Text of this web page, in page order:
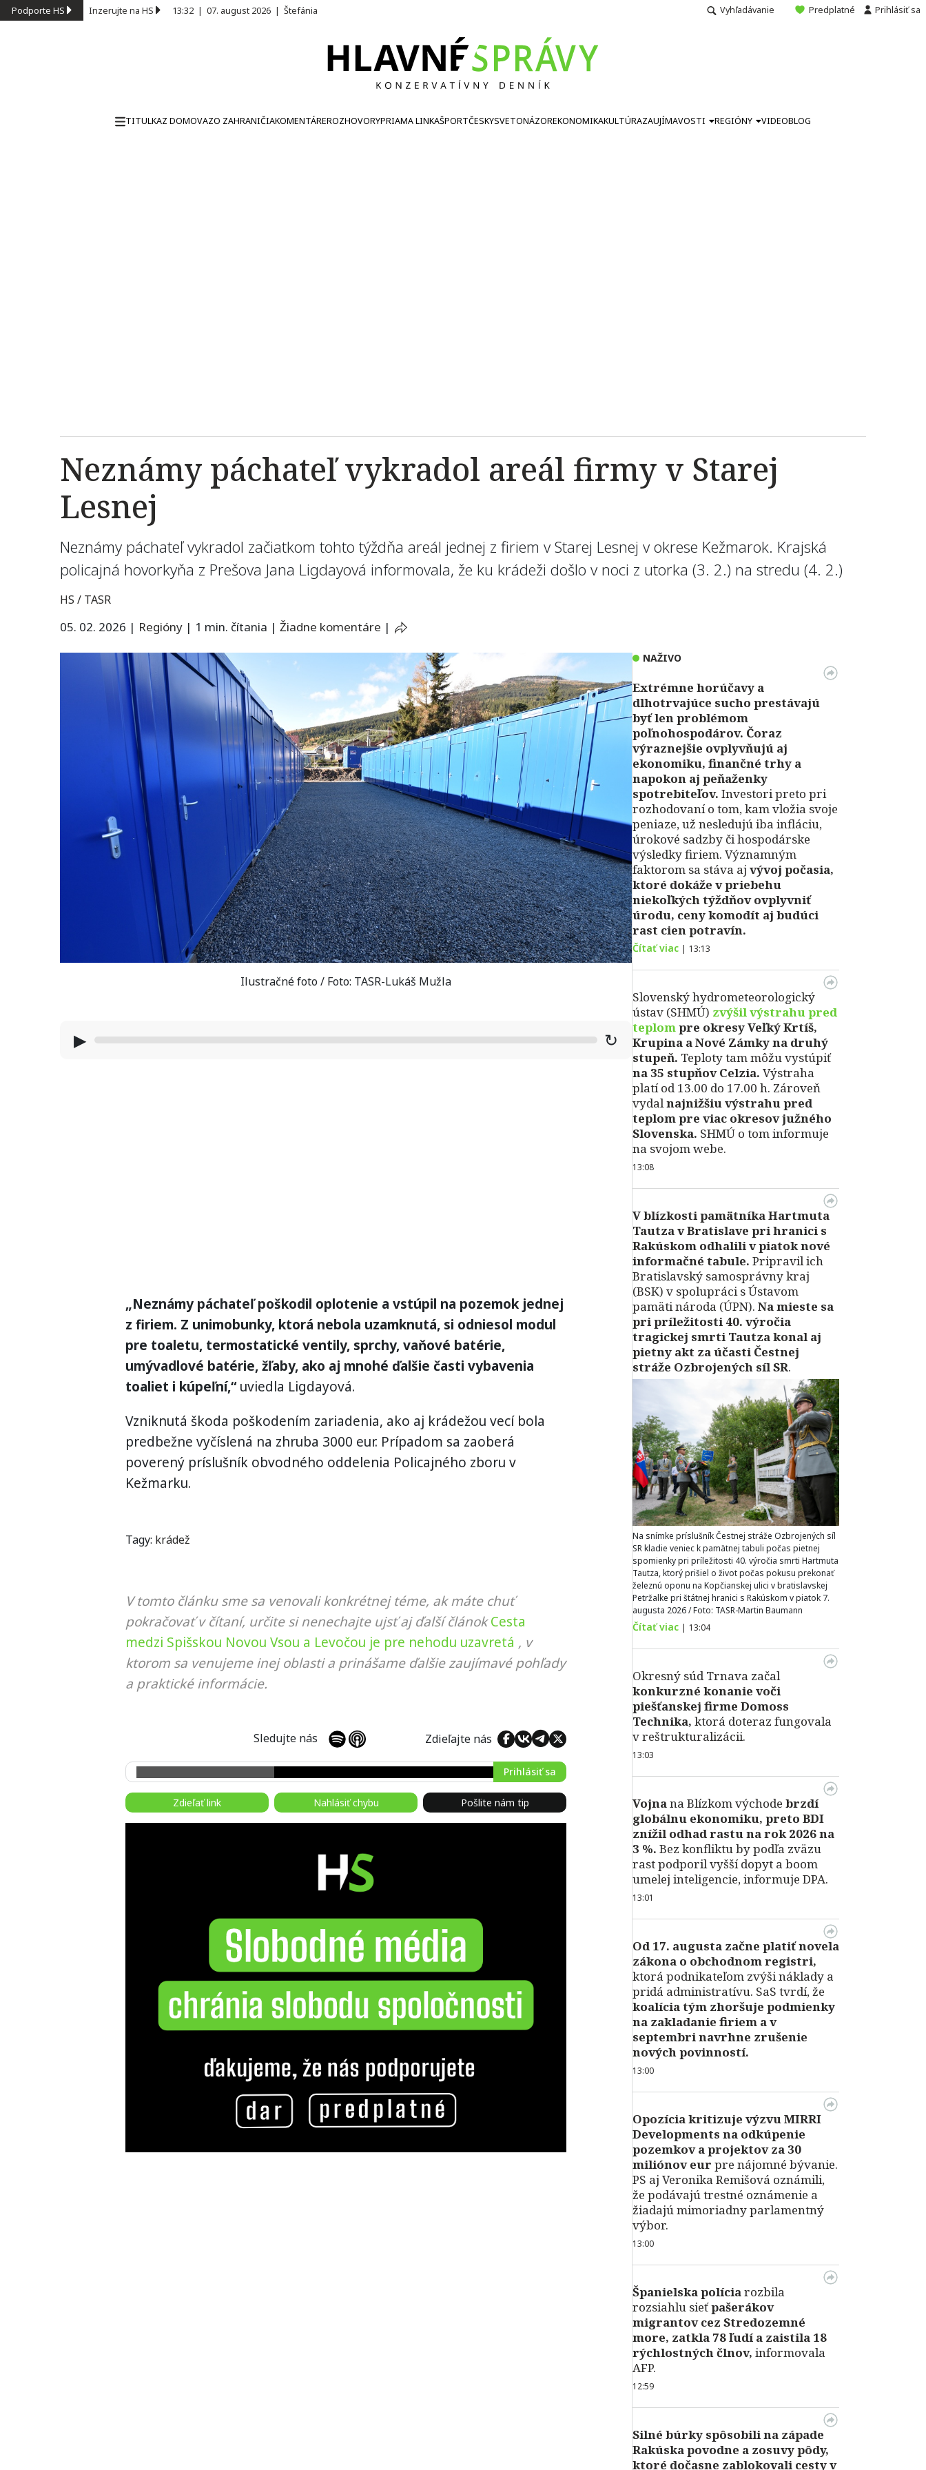
Podporte HS Inzerujte na HS 13:32 | 07. august 2026 | Štefánia Vyhľadávanie Predplatné Prihlásiť sa
TITULKAZ DOMOVAZO ZAHRANIČIAKOMENTÁREROZHOVORYPRIAMA LINKAŠPORTČESKYSVETONÁZOREKONOMIKAKULTÚRAZAUJÍMAVOSTI REGIÓNY VIDEOBLOG
Neznámy páchateľ vykradol areál firmy v Starej
Lesnej
Neznámy páchateľ vykradol začiatkom tohto týždňa areál jednej z firiem v Starej Lesnej v okrese Kežmarok. Krajská
policajná hovorkyňa z Prešova Jana Ligdayová informovala, že ku krádeži došlo v noci z utorka (3. 2.) na stredu (4. 2.)
HS / TASR
05. 02. 2026 | Regióny | 1 min. čítania | Žiadne komentáre |
Ilustračné foto / Foto: TASR-Lukáš Mužla
▶ ↻
„Neznámy páchateľ poškodil oplotenie a vstúpil na pozemok jednej
z firiem. Z unimobunky, ktorá nebola uzamknutá, si odniesol modul
pre toaletu, termostatické ventily, sprchy, vaňové batérie,
umývadlové batérie, žľaby, ako aj mnohé ďalšie časti vybavenia
toaliet i kúpeľní,“uviedla Ligdayová.
Vzniknutá škoda poškodením zariadenia, ako aj krádežou vecí bola
predbežne vyčíslená na zhruba 3000 eur. Prípadom sa zaoberá
poverený príslušník obvodného oddelenia Policajného zboru v
Kežmarku.
Tagy: krádež
V tomto článku sme sa venovali konkrétnej téme, ak máte chuť
pokračovať v čítaní, určite si nenechajte ujsť aj ďalší článok Cesta
medzi Spišskou Novou Vsou a Levočou je pre nehodu uzavretá , v
ktorom sa venujeme inej oblasti a prinášame ďalšie zaujímavé pohľady
a praktické informácie.
Sledujte nás Zdieľajte nás
Prihlásiť sa
Zdieľať link Nahlásiť chybu Pošlite nám tip
NAŽIVO
Extrémne horúčavy a
dlhotrvajúce sucho prestávajú
byť len problémom
poľnohospodárov. Čoraz
výraznejšie ovplyvňujú aj
ekonomiku, finančné trhy a
napokon aj peňaženky
spotrebiteľov. Investori preto pri
rozhodovaní o tom, kam vložia svoje
peniaze, už nesledujú iba infláciu,
úrokové sadzby či hospodárske
výsledky firiem. Významným
faktorom sa stáva aj vývoj počasia,
ktoré dokáže v priebehu
niekoľkých týždňov ovplyvniť
úrodu, ceny komodít aj budúci
rast cien potravín.
Čítať viac | 13:13
Slovenský hydrometeorologický
ústav (SHMÚ) zvýšil výstrahu pred
teplompre okresy Veľký Krtíš,
Krupina a Nové Zámky na druhý
stupeň. Teploty tam môžu vystúpiť
na 35 stupňov Celzia. Výstraha
platí od 13.00 do 17.00 h. Zároveň
vydalnajnižšiu výstrahu pred
teplom pre viac okresov južného
Slovenska. SHMÚ o tom informuje
na svojom webe.
13:08
V blízkosti pamätníka Hartmuta
Tautza v Bratislave pri hranici s
Rakúskom odhalili v piatok nové
informačné tabule. Pripravil ich
Bratislavský samosprávny kraj
(BSK) v spolupráci s Ústavom
pamäti národa (ÚPN). Na mieste sa
pri príležitosti 40. výročia
tragickej smrti Tautza konal aj
pietny akt za účasti Čestnej
stráže Ozbrojených síl SR.
Na snímke príslušník Čestnej stráže Ozbrojených síl
SR kladie veniec k pamätnej tabuli počas pietnej
spomienky pri príležitosti 40. výročia smrti Hartmuta
Tautza, ktorý prišiel o život počas pokusu prekonať
železnú oponu na Kopčianskej ulici v bratislavskej
Petržalke pri štátnej hranici s Rakúskom v piatok 7.
augusta 2026 / Foto: TASR-Martin Baumann
Čítať viac | 13:04
Okresný súd Trnava začal
konkurzné konanie voči
piešťanskej firme Domoss
Technika, ktorá doteraz fungovala
v reštrukturalizácii.
13:03
Vojnana Blízkom východe brzdí
globálnu ekonomiku, preto BDI
znížil odhad rastu na rok 2026 na
3 %. Bez konfliktu by podľa zväzu
rast podporil vyšší dopyt a boom
umelej inteligencie, informuje DPA.
13:01
Od 17. augusta začne platiť novela
zákona o obchodnom registri,
ktorá podnikateľom zvýši náklady a
pridá administratívu. SaS tvrdí, že
koalícia tým zhoršuje podmienky
na zakladanie firiem a v
septembri navrhne zrušenie
nových povinností.
13:00
Opozícia kritizuje výzvu MIRRI
Developments na odkúpenie
pozemkov a projektov za 30
miliónov eur pre nájomné bývanie.
PS aj Veronika Remišová oznámili,
že podávajú trestné oznámenie a
žiadajú mimoriadny parlamentný
výbor.
13:00
Španielska políciarozbila
rozsiahlu sieťpašerákov
migrantov cez Stredozemné
more, zatkla 78 ľudí a zaistila 18
rýchlostných člnov, informovala
AFP.
12:59
Silné búrky spôsobili na západe
Rakúska povodne a zosuvy pôdy,
ktoré dočasne zablokovali cesty v